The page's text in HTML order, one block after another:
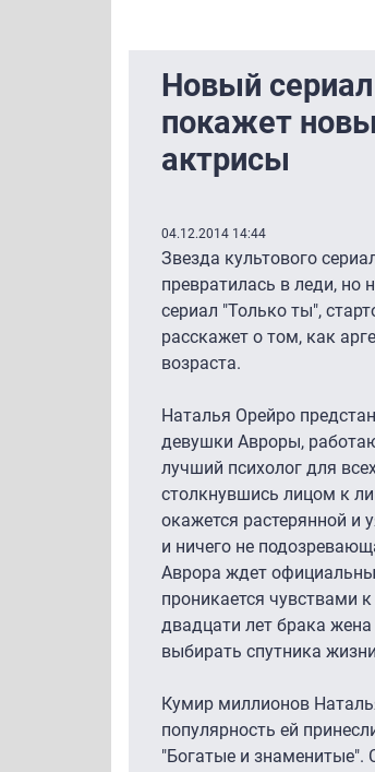
Новый
покажет
актрисы
04.12.2014 14:44
Звезда культового
превратилась в леди, но
сериал "Только ты",
расскажет о том, как
возраста.
Наталья Орейро
девушки Авроры,
лучший психолог для
столкнувшись лицом к
окажется растерянной и
и ничего не
Аврора ждет
проникается чувствами
двадцати лет брака
выбирать спутника
Кумир миллионов
популярность ей
"Богатые и знаменитые".